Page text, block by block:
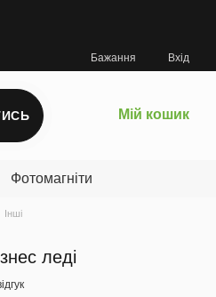
Бажання Вхід
Мій кошик
Фотомагніти
Інші
леді